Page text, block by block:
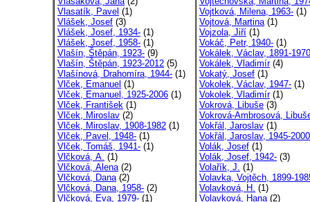
Vlasatík, Pavel (1)
Vlášek, Josef (3)
Vlášek, Josef, 1934- (1)
Vlášek, Josef, 1958- (1)
Vlašín, Štěpán, 1923- (9)
Vlašín, Štěpán, 1923-2012 (5)
Vlašínová, Drahomíra, 1944- (1)
Vlček, Emanuel (1)
Vlček, Emanuel, 1925-2006 (1)
Vlček, František (1)
Vlček, Miroslav (2)
Vlček, Miroslav, 1908-1982 (1)
Vlček, Pavel, 1948- (1)
Vlček, Tomáš, 1941- (1)
Vlčková, A. (1)
Vlčková, Alena(2)
Vlčková, Dana(2)
Vlčková, Dana, 1958- (2)
Vlčková, Eva, 1979- (1)
Vojtková, Milena, 1963- (1)
Vojtová, Martina(1)
Vojzola, Jiří (1)
Vokáč, Petr, 1940- (1)
Vokálek, Václav, 1891-1970
Vokálek, Vladimír(4)
Vokatý, Josef (1)
Vokolek, Václav, 1947- (1)
Vokolek, Vladimír(1)
Vokrová, Libuše (3)
Vokrová-Ambrosová,
Vokřál, Jaroslav (1)
Vokřál, Jaroslav, 1945-2000
Volák, Josef (1)
Volák, Josef, 1942- (3)
Volařík, J. (1)
Volavka, Vojtěch, 1899-
Volavková, H. (1)
Volavková, Hana(2)